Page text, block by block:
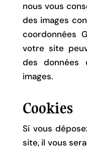
nous vous
des images
coordonnées
votre site
des données
images.
Cookies
Si vous
site, il vous